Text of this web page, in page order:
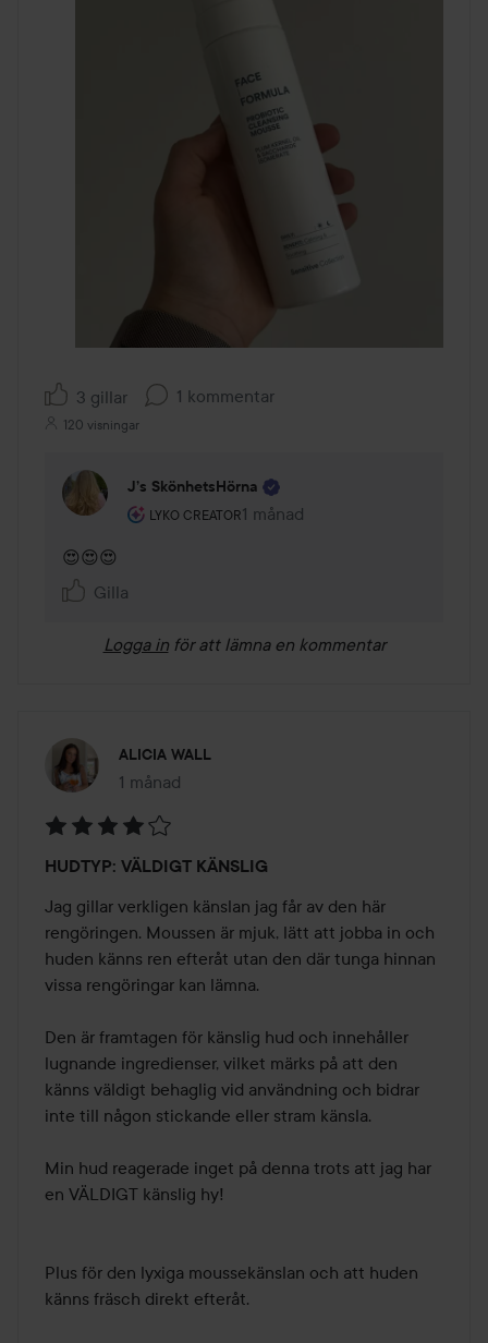
3 gillar 1 kommentar
120 visningar
J’s SkönhetsHörna
LYKO CREATOR
Användarens roll: Lyko Creator.
1 månad
Kommentaren lades 1 månad
😍😍😍
Gilla
Logga in för att lämna en kommentar
ALICIA WALL
1 månad
Inlägget skapades 1 månad
4
av
5
HUDTYP: VÄLDIGT KÄNSLIG
Jag gillar verkligen känslan jag får av den här
rengöringen. Moussen är mjuk, lätt att jobba in och
huden känns ren efteråt utan den där tunga hinnan
vissa rengöringar kan lämna.
Den är framtagen för känslig hud och innehåller
lugnande ingredienser, vilket märks på att den
känns väldigt behaglig vid användning och bidrar
inte till någon stickande eller stram känsla.
Min hud reagerade inget på denna trots att jag har
en VÄLDIGT känslig hy!
Plus för den lyxiga moussekänslan och att huden
känns fräsch direkt efteråt.